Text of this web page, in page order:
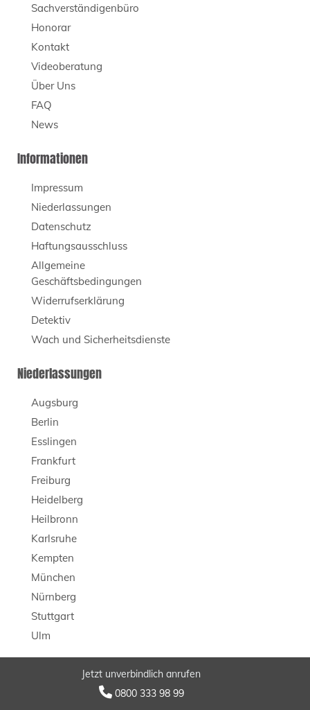
Jetzt unverbindlich anrufen
0800 333 98 99
Sachverständigenbüro
Honorar
Kontakt
Videoberatung
Über Uns
FAQ
News
Informationen
Impressum
Niederlassungen
Datenschutz
Haftungsausschluss
Allgemeine
Geschäftsbedingungen
Widerrufserklärung
Detektiv
Wach und Sicherheitsdienste
Niederlassungen
Augsburg
Berlin
Esslingen
Frankfurt
Freiburg
Heidelberg
Heilbronn
Karlsruhe
Kempten
München
Nürnberg
Stuttgart
Ulm
© 2026 LB Detektei